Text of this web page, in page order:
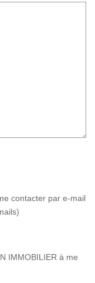
contacter par e-mail
IMMOBILIER à me